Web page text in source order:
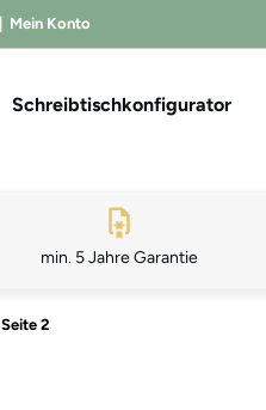
Mein Konto
Schreibtischkonfigurator
min. 5 Jahre Garantie
Seite 2